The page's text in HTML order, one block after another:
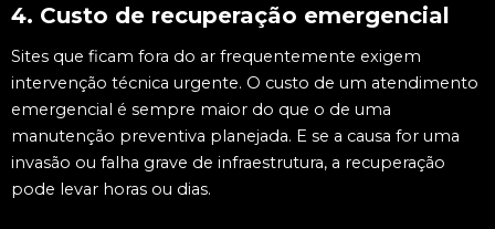
4. Custo de recuperação emergencial
Sites que ficam fora do ar frequentemente exigem
intervenção técnica urgente. O custo de um atendimento
emergencial é sempre maior do que o de uma
manutenção preventiva planejada. E se a causa for uma
invasão ou falha grave de infraestrutura, a recuperação
pode levar horas ou dias.